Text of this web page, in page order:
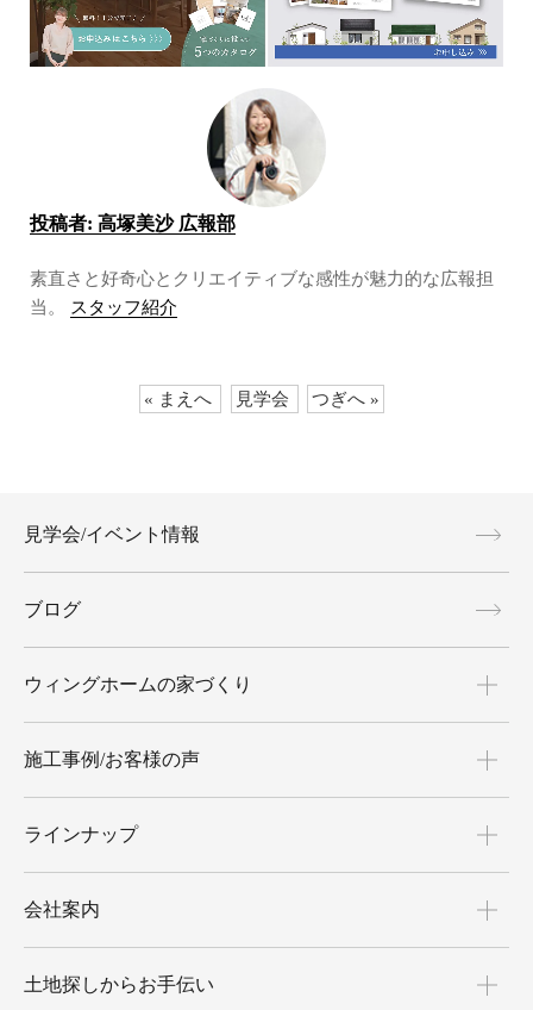
投稿者: 高塚美沙 広報部
素直さと好奇心とクリエイティブな感性が魅力的な広報担
当。
スタッフ紹介
« まえへ 見学会 つぎへ »
見学会/イベント情報
ブログ
ウィングホームの家づくり
施工事例/お客様の声
ラインナップ
会社案内
土地探しからお手伝い